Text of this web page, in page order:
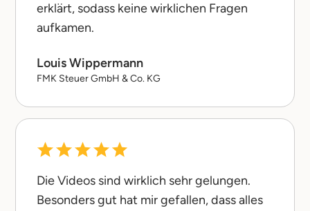
erklärt, sodass keine wirklichen Fragen
aufkamen.
Louis Wippermann
FMK Steuer GmbH & Co. KG
Die Videos sind wirklich sehr gelungen.
Besonders gut hat mir gefallen, dass alles